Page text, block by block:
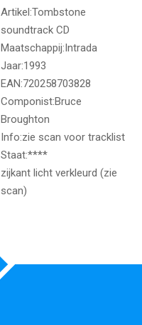
Artikel:Tombstone
soundtrack CD
Maatschappij:Intrada
Jaar:1993
EAN:720258703828
Componist:Bruce
Broughton
Info:zie scan voor tracklist
Staat:****
zijkant licht verkleurd (zie
scan)